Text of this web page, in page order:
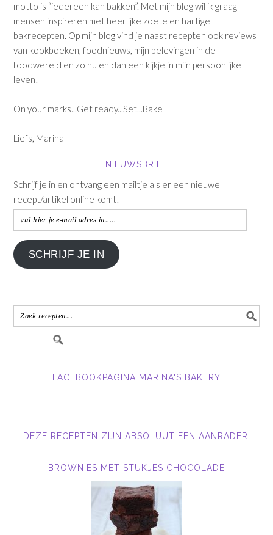
motto is “iedereen kan bakken”. Met mijn blog wil ik graag
mensen inspireren met heerlijke zoete en hartige
bakrecepten. Op mijn blog vind je naast recepten ook reviews
van kookboeken, foodnieuws, mijn belevingen in de
foodwereld en zo nu en dan een kijkje in mijn persoonlijke
leven!
On your marks...Get ready...Set...Bake
Liefs, Marina
NIEUWSBRIEF
Schrijf je in en ontvang een mailtje als er een nieuwe
recept/artikel online komt!
vul
hier
je
e-
in.....
SCHRIJF JE IN
FACEBOOKPAGINA MARINA'S BAKERY
DEZE RECEPTEN ZIJN ABSOLUUT EEN AANRADER!
BROWNIES MET STUKJES CHOCOLADE